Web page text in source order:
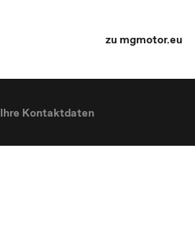
zu mgmotor.eu
Ihre Kontaktdaten